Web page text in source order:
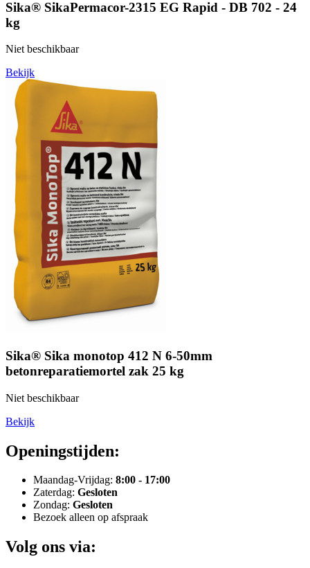
Sika® SikaPermacor-2315 EG Rapid - DB 702 - 24
kg
Niet beschikbaar
Bekijk
Sika® Sika monotop 412 N 6-50mm
betonreparatiemortel zak 25 kg
Niet beschikbaar
Bekijk
Openingstijden:
Maandag-Vrijdag: 8:00 - 17:00
Zaterdag: Gesloten
Zondag: Gesloten
Bezoek alleen op afspraak
Volg ons via: